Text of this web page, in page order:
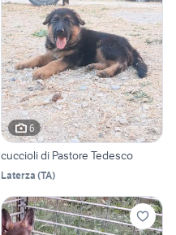
6
cuccioli di Pastore Tedesco
Laterza (TA)